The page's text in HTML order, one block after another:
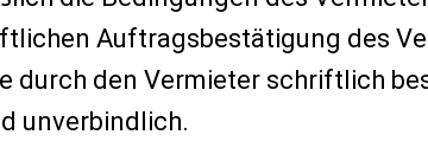
Auftragsbestätigung des
durch den Vermieter schriftlich
unverbindlich.